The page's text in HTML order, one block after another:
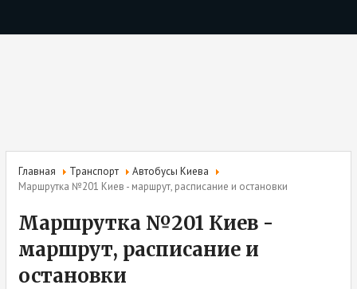
Главная Транспорт
Автобусы Киева
Маршрутка №201 Киев - маршрут, расписание и остановки
Маршрутка №201 Киев -
маршрут, расписание и
остановки